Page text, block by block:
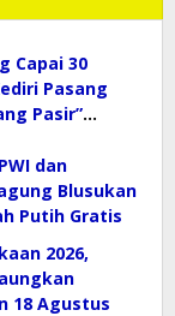
Capai 30
Pasang
Pasir”
dan
Blusukan
Putih Gratis
2026,
18 Agustus